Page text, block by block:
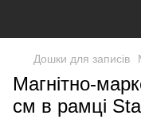
Дошки для записів
Магнітно-
см в рамці